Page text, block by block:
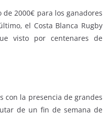
2000€ para los ganadores
el Costa Blanca Rugby
visto por centenares de
con la presencia de grandes
de un fin de semana de